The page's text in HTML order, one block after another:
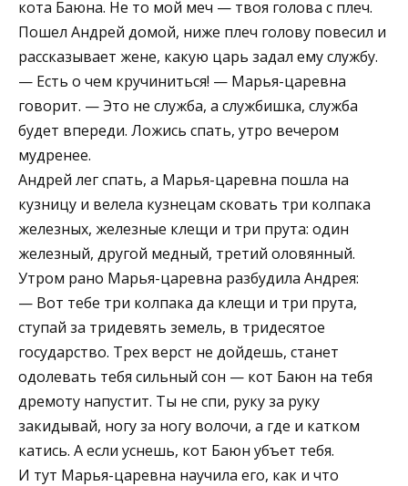
кота Баюна. Не то мой меч — твоя голова с плеч.
Пошел Андрей домой, ниже плеч голову повесил и
рассказывает жене, какую царь задал ему службу.
— Есть о чем кручиниться! — Марья-царевна
говорит. — Это не служба, а службишка, служба
будет впереди. Ложись спать, утро вечером
мудренее.
Андрей лег спать, а Марья-царевна пошла на
кузницу и велела кузнецам сковать три колпака
железных, железные клещи и три прута: один
железный, другой медный, третий оловянный.
Утром рано Марья-царевна разбудила Андрея:
— Вот тебе три колпака да клещи и три прута,
ступай за тридевять земель, в тридесятое
государство. Трех верст не дойдешь, станет
одолевать тебя сильный сон — кот Баюн на тебя
дремоту напустит. Ты не спи, руку за руку
закидывай, ногу за ногу волочи, а где и катком
катись. А если уснешь, кот Баюн убъет тебя.
И тут Марья-царевна научила его, как и что